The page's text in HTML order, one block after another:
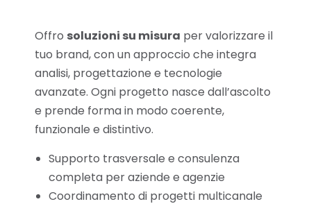
Offro soluzioni su misura per valorizzare il
tuo brand, con un approccio che integra
analisi, progettazione e tecnologie
avanzate. Ogni progetto nasce dall’ascolto
e prende forma in modo coerente,
funzionale e distintivo.
Supporto trasversale e consulenza
completa per aziende e agenzie
Coordinamento di progetti multicanale